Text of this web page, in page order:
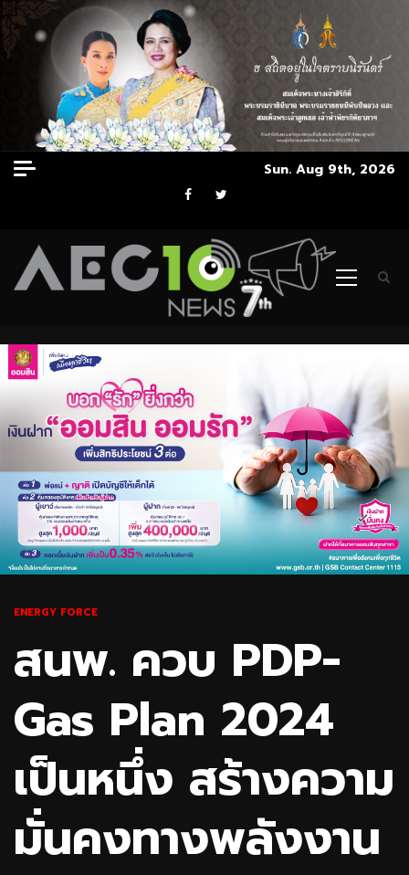
Skip
to
Sun. Aug 9th, 2026
Facebook
Twitter
Primary
ENERGY FORCE
สนพ. ควบ PDP-
Gas Plan 2024
เป็นหนึ่ง สร้างความ
มั่นคงทางพลังงาน